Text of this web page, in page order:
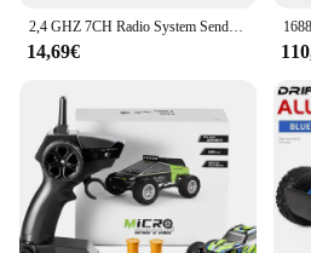
2,4 GHZ 7CH Radio System Sender Empfänger mit Fernbedienung Led Licht Winde Kanäle Upgrade Teile Für RC Auto Boot tank
14,69€